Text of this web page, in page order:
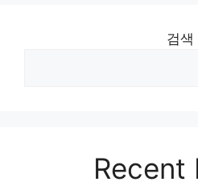
검색
Recent